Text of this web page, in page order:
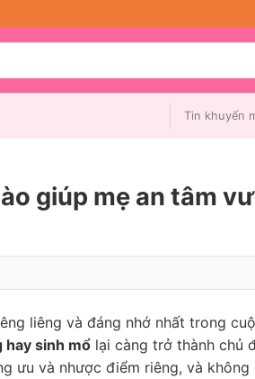
Tin khuyến
giúp mẹ an tâm
liêng và đáng nhớ nhất trong
hay sinh mổ lại càng trở thành chủ
ưu và nhược điểm riêng, và không